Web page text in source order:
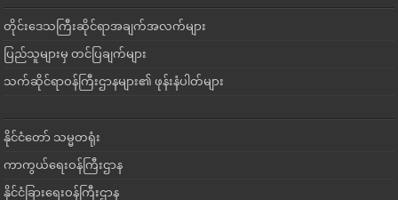
တိုင်းဒေသကြီးဆိုင်ရာအချက်အလက်များ
ပြည်သူများမှ တင်ပြချက်များ
သက်ဆိုင်ရာဝန်ကြီးဌာနများ၏ ဖုန်းနံပါတ်များ
နိုင်ငံတော် သမ္မတရုံး
ကာကွယ်ရေးဝန်ကြီးဌာန
နိုင်ငံခြားရေးဝန်ကြီးဌာန